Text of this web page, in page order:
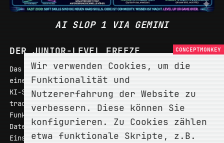
AI SLOP 1 VIA GEMINI
DER JUNIOR-LEVEL FREEZE
Das Konzept des “Junior-Level Freeze” beschreibt
eine strukturelle Diskontinuität im Arbeitsmarkt.
KI-Systeme übernehmen zunehmend Aufgaben
traditioneller Junior-Positionen: einfache
Funktionen, Unit Tests, Dokumentation, Standard-
Datenanalysen. Unternehmen substituieren Junior-
Einstellungen, da ein Senior-Entwickler mit KI-
Wir verwenden Cookies, um die
Funktionalität und
Nutzererfahrung der Website zu
verbessern. Diese können Sie
konfigurieren. Zu Cookies zählen
etwa funktionale Skripte, z.B.